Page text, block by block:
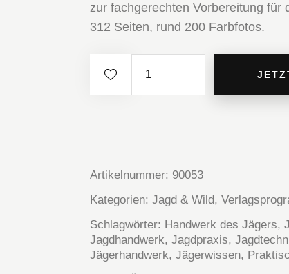
zur fachgerechten Vorbereitung für
312 Seiten, rund 200 Farbfotos.
Artikelnummer: 90053
Kategorien:Jagd & Wild,
Schlagwörter: Handwerk des Jägers,
Jagdhandwerk,Jagdpraxis,
Jägerhandwerk,Jägerwissen,